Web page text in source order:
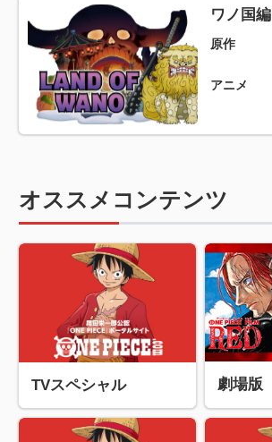
ワノ国編
原作
アニメ
オススメコンテンツ
TVスペシャル 劇場版